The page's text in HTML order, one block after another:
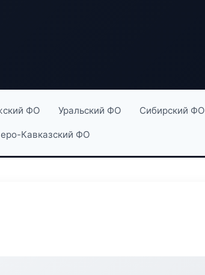
ФО Уральский ФО Сибирский ФО
Кавказский ФО